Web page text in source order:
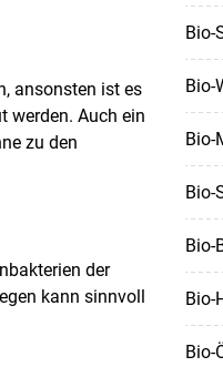
ansonsten ist es
werden. Auch ein
zu den
der
kann sinnvoll
Bio-
Bio-
Bio-
Bio-
Bio-
Bio-
Bio-